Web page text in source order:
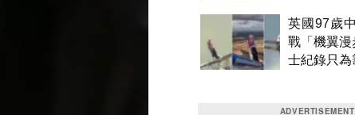
英國97歲
戰「機翼漫
士紀錄只